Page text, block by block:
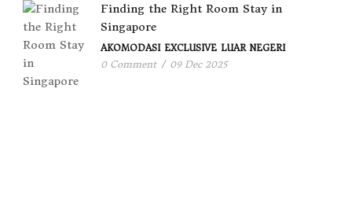
Finding the Right Room Stay in
Singapore
AKOMODASI EXCLUSIVE LUAR NEGERI
0 Comment / 09 Dec 2025